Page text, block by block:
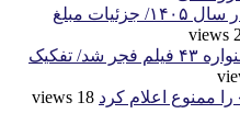
شرایط دریافت وام مسکن در سال ۱۴۰۵/ جزئیات مبلغ
منوچهر شاهسواری دبیر جشنواره ۴۳ فیلم فجر شد/ تفکیک
ممنوع اعلام کرد 18 views